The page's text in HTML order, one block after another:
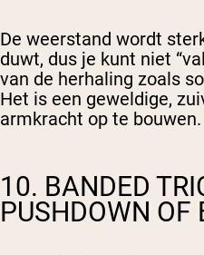
De weerstand wordt
duwt, dus je kunt niet
van de herhaling zoals
Het is een geweldige,
armkracht op te bouwen.
10. BANDED
PUSHDOWN OF